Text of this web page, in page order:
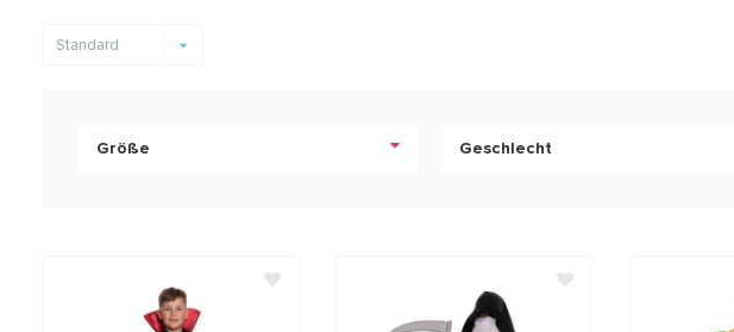
Standard
Größe Geschlecht